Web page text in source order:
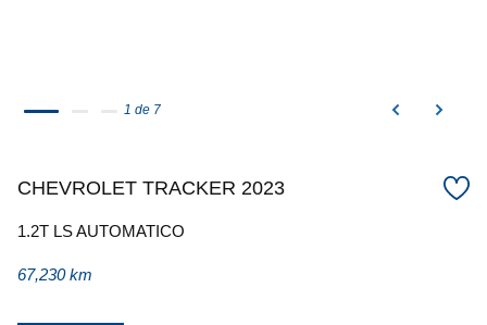
1 de 7
CHEVROLET TRACKER 2023
1.2T LS AUTOMATICO
67,230 km